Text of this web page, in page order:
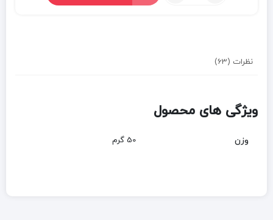
نظرات (63)
ویژگی های محصول
وزن 50 گرم